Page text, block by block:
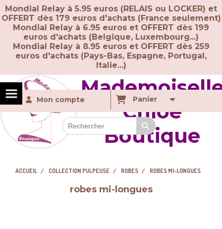
Mondial Relay à 5.95 euros (RELAIS ou LOCKER) et
OFFERT dès 179 euros d'achats (France seulement)
Mondial Relay à 6.95 euros et OFFERT dès 199
euros d'achats (Belgique, Luxembourg...)
Mondial Relay à 8.95 euros et OFFERT dès 259
euros d'achats (Pays-Bas, Espagne, Portugal,
Italie...)
Chloé
Boutique
Mon compte Panier
ACCUEIL COLLECTION PULPEUSE ROBES ROBES MI-LONGUES
robes mi-longues
Panneau de gestion des cookies